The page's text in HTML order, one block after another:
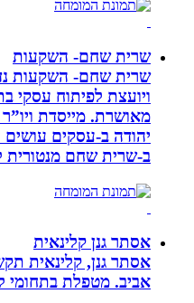
שרית שחם- השקעות
שרית שחם- השקעות
ויועצת לפיתוח עסקי
מאושרת. ‏מייסדת ויו”ר
יהודה‏ ב-‏עסקים עושים
ב-‏שרית שחם מנטורית
אסתר גנן קלינאית
אסתר גנן, קלינאית
אביב. מטפלת בתחומי